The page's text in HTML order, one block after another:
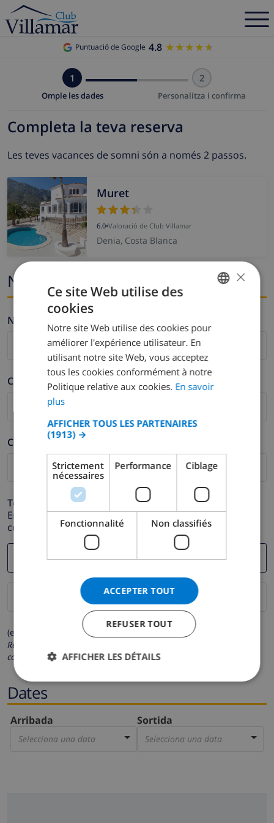
Puntuació de Google 4.8 ★★★★★
★★★★★
1
Omple les dades
2
Personalitza i confirma
Completa la teva reserva
Les teves vacances de somni són a només 2 passos.
Muret
6.0•Valoració de Club Villamar
Denia, Costa Blanca
Nom i correu electrònic
Nom *
Cognom *
Correu electrònic *
Telèfon *
En cas que la direcció de correu electrònic no funcioni
correctament.
(els camps marcats amb * són obligatoris)
Respectem la teva privacitat. Les teves dades personals no es
compartiran amb tercers.
Dates
Arribada
Selecciona una data
Sortida
Selecciona una data
DUTCH
SPANISH
GERMAN
DANISH
×
Ce site Web utilise des
cookies
Notre site Web utilise des cookies pour
améliorer l'expérience utilisateur. En
utilisant notre site Web, vous acceptez
tous les cookies conformément à notre
Politique relative aux cookies. En savoir
plus
AFFICHER TOUS LES PARTENAIRES
(1913) →
Strictement
nécessaires
Performance Ciblage
Fonctionnalité Non classifiés
ACCEPTER TOUT
REFUSER TOUT
AFFICHER LES DÉTAILS